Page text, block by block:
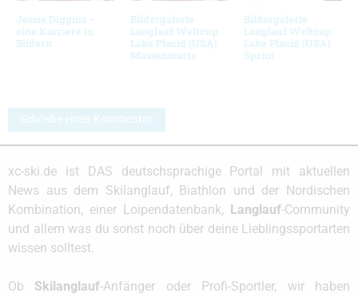
Jessie Diggins –
eine Karriere in
Bildern
Bildergalerie
Langlauf Weltcup
Lake Placid (USA)
Massenstarts
Bildergalerie
Langlauf Weltcup
Lake Placid (USA)
Sprint
Schreibe einen Kommentar
xc-ski.de ist DAS deutschsprachige Portal mit aktuellen
News aus dem Skilanglauf, Biathlon und der Nordischen
Kombination, einer Loipendatenbank,
Langlauf-Community
und allem was du sonst noch über deine Lieblingssportarten
wissen solltest.
Ob Skilanglauf-Anfänger oder Profi-Sportler, wir haben